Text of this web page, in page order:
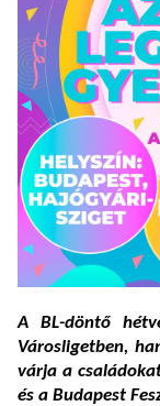
A BL-döntő
Városligetben,
várja a
és a Budapest